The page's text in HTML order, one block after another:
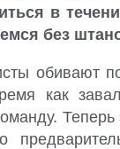
в
без
обивают
как